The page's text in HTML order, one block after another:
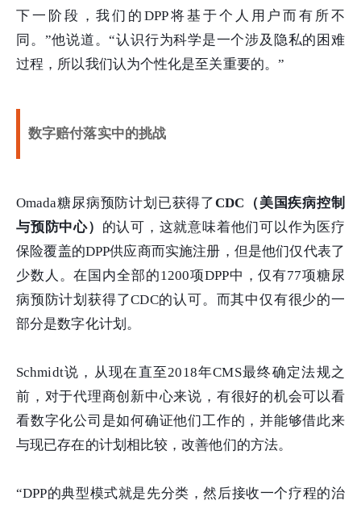
下一阶段，我们的DPP将基于个人用户而有所不
同。”他说道。“认识行为科学是一个涉及隐私的困难
过程，所以我们认为个性化是至关重要的。 ”
数字赔付落实中的挑战
Omada糖尿病预防计划已获得了CDC（美国疾病控制
与预防中心） 的认可，这就意味着他们可以作为医疗
保险覆盖的DPP供应商而实施注册，但是他们仅代表了
少数人。在国内全部的1200项DPP中，仅有77项糖尿
病预防计划获得了CDC的认可。而其中仅有很少的一
部分是数字化计划。
Schmidt说，从现在直至2018年CMS最终确定法规之
前，对于代理商创新中心来说，有很好的机会可以看
看数字化公司是如何确证他们工作的，并能够借此来
与现已存在的计划相比较，改善他们的方法。
“DPP的典型模式就是先分类，然后接收一个疗程的治